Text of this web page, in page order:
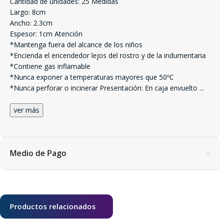
Largo: 8cm
Ancho: 2.3cm
Espesor: 1cm Atención
*Mantenga fuera del alcance de los niños
*Encienda el encendedor lejos del rostro y de la indumentaria
*Contiene gas inflamable
*Nunca exponer a temperaturas mayores que 50ºC
*Nunca perforar o incinerar Presentación: En caja envuelto ...
ver más
Medio de Pago
Productos relacionados